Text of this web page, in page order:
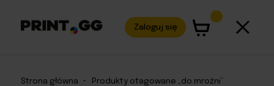
Zaloguj się
Strona główna • Produkty otagowane „do mroźni”